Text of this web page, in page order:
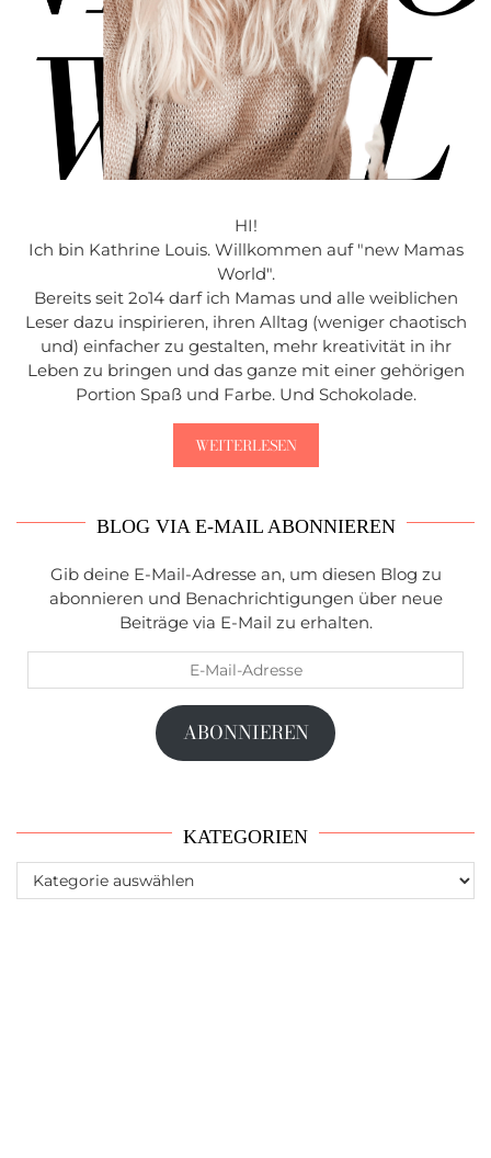
HI!
Ich bin Kathrine Louis. Willkommen auf "new Mamas
World".
Bereits seit 2o14 darf ich Mamas und alle weiblichen
Leser dazu inspirieren, ihren Alltag (weniger chaotisch
und) einfacher zu gestalten, mehr kreativität in ihr
Leben zu bringen und das ganze mit einer gehörigen
Portion Spaß und Farbe. Und Schokolade.
WEITERLESEN
BLOG VIA E-MAIL ABONNIEREN
Gib deine E-Mail-Adresse an, um diesen Blog zu
abonnieren und Benachrichtigungen über neue
Beiträge via E-Mail zu erhalten.
Mail-
ABONNIEREN
KATEGORIEN
Kategorien